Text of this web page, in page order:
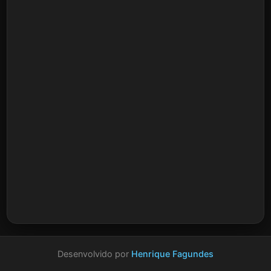
Desenvolvido por Henrique Fagundes